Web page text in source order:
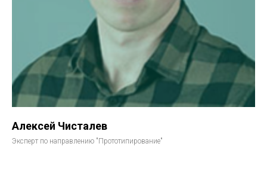
Алексей Чисталев
Эксперт по направлению "Прототипирование"